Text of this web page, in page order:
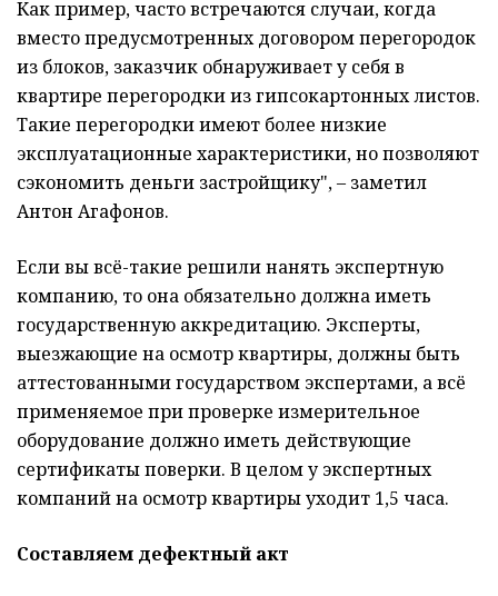
Как пример, часто встречаются случаи, когда
вместо предусмотренных договором перегородок
из блоков, заказчик обнаруживает у себя в
квартире перегородки из гипсокартонных листов.
Такие перегородки имеют более низкие
эксплуатационные характеристики, но позволяют
сэкономить деньги застройщику", – заметил
Антон Агафонов.
Если вы всё-такие решили нанять экспертную
компанию, то она обязательно должна иметь
государственную аккредитацию. Эксперты,
выезжающие на осмотр квартиры, должны быть
аттестованными государством экспертами, а всё
применяемое при проверке измерительное
оборудование должно иметь действующие
сертификаты поверки. В целом у экспертных
компаний на осмотр квартиры уходит 1,5 часа.
Составляем дефектный акт